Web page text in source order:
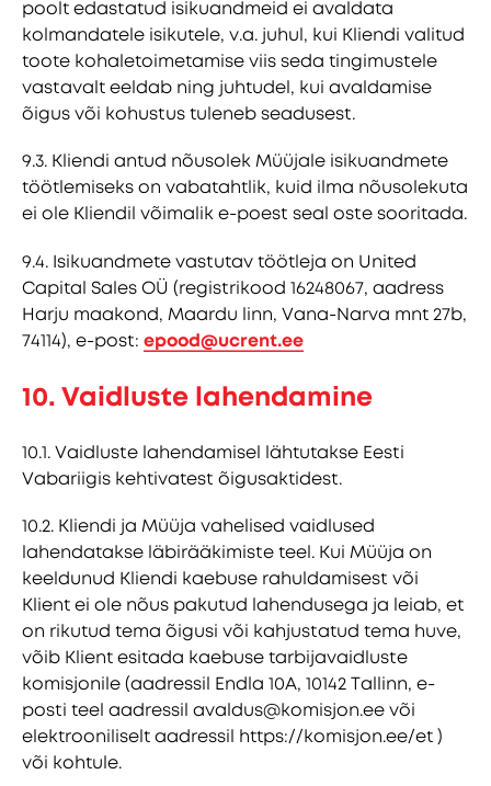
poolt edastatud isikuandmeid ei avaldata
kolmandatele isikutele, v.a. juhul, kui Kliendi valitud
toote kohaletoimetamise viis seda tingimustele
vastavalt eeldab ning juhtudel, kui avaldamise
õigus või kohustus tuleneb seadusest.
9.3. Kliendi antud nõusolek Müüjale isikuandmete
töötlemiseks on vabatahtlik, kuid ilma nõusolekuta
ei ole Kliendil võimalik e-poest seal oste sooritada.
9.4. Isikuandmete vastutav töötleja on United
Capital Sales OÜ (registrikood 16248067, aadress
Harju maakond, Maardu linn, Vana-Narva mnt 27b,
74114), e-post: epood@ucrent.ee
10. Vaidluste lahendamine
10.1. Vaidluste lahendamisel lähtutakse Eesti
Vabariigis kehtivatest õigusaktidest.
10.2. Kliendi ja Müüja vahelised vaidlused
lahendatakse läbirääkimiste teel. Kui Müüja on
keeldunud Kliendi kaebuse rahuldamisest või
Klient ei ole nõus pakutud lahendusega ja leiab, et
on rikutud tema õigusi või kahjustatud tema huve,
võib Klient esitada kaebuse tarbijavaidluste
komisjonile (aadressil Endla 10A, 10142 Tallinn, e-
posti teel aadressil avaldus@komisjon.ee või
elektrooniliselt aadressil https://komisjon.ee/et )
või kohtule.